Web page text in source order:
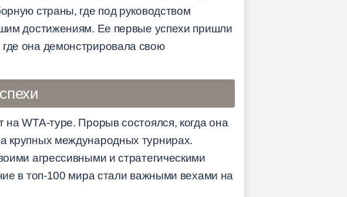
страны, где под руководством
достижениям. Ее первые успехи пришли
она демонстрировала свою
WTA-туре. Прорыв состоялся, когда она
крупных международных турнирах.
агрессивными и стратегическими
в топ-100 мира стали важными вехами на